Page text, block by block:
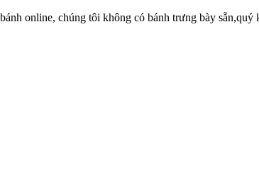
online, chúng tôi không có bánh trưng bày